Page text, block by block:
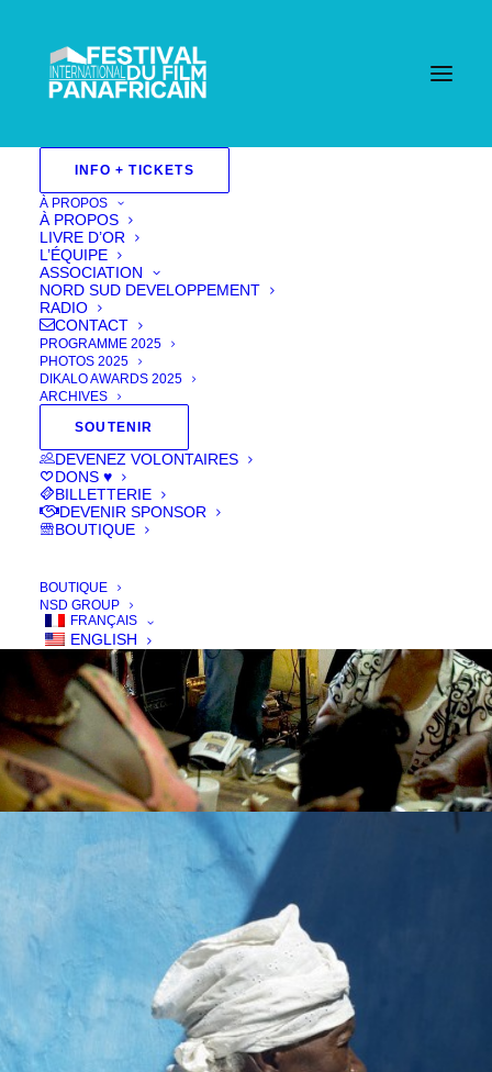
INFO + TICKETS
À PROPOS
À PROPOS
LIVRE D’OR
L’ÉQUIPE
ASSOCIATION
NORD SUD DEVELOPPEMENT
RADIO
CONTACT
PROGRAMME 2025
PHOTOS 2025
DIKALO AWARDS 2025
ARCHIVES
SOUTENIR
DEVENEZ VOLONTAIRES
DONS ♥
BILLETTERIE
DEVENIR SPONSOR
BOUTIQUE
BOUTIQUE
NSD GROUP
FRANÇAIS
ENGLISH
Films 2016